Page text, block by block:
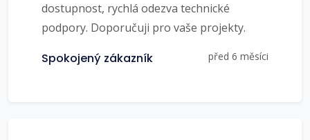
dostupnost, rychlá odezva technické
podpory. Doporučuji pro vaše projekty.
Spokojený zákazník před 6 měsíci